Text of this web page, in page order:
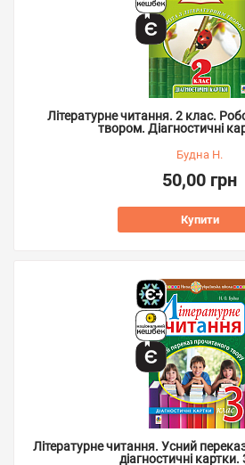
Літературне читання. 2 клас.
твором. Діагностичні
Будна Н.
50,00 грн
Купити
Літературне читання. Усний
діагностичні картки.